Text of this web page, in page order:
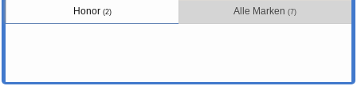
Honor (2) Alle Marken(7)